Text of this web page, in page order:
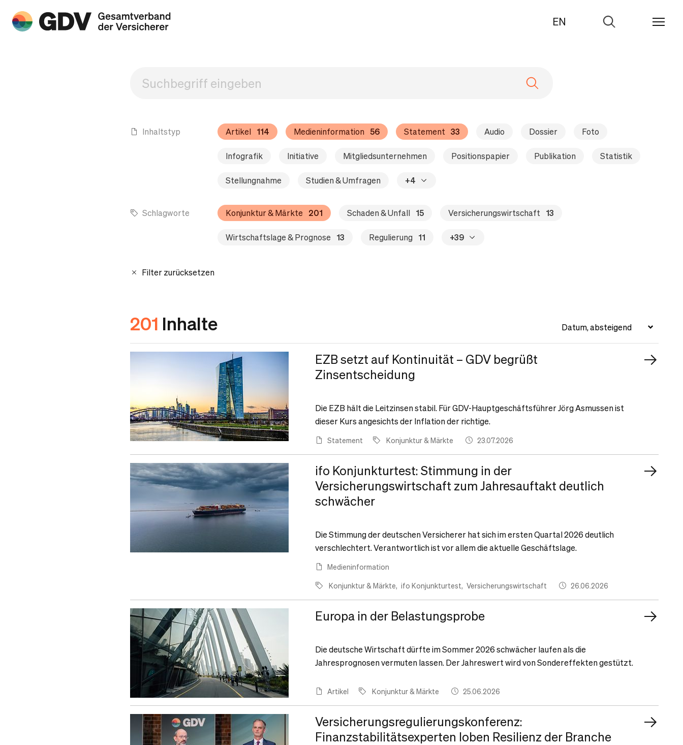
EN
Zur
Inhaltstyp Artikel 114 Medieninformation 56 Statement 33 Audio Dossier Foto
Infografik Initiative Mitgliedsunternehmen Positionspapier Publikation Statistik
Stellungnahme Studien & Umfragen +4
Schlagworte Konjunktur & Märkte 201 Schaden & Unfall 15 Versicherungswirtschaft 13
Wirtschaftslage & Prognose 13 Regulierung 11 +39
Filter zurücksetzen
201 Inhalte
EZB setzt auf Kontinuität – GDV begrüßt
Zinsentscheidung
Die EZB hält die Leitzinsen stabil. Für GDV-Hauptgeschäftsführer Jörg Asmussen ist
dieser Kurs angesichts der Inflation der richtige.
Statement Konjunktur & Märkte 23.07.2026
ifo Konjunkturtest: Stimmung in der
Versicherungswirtschaft zum Jahresauftakt deutlich
schwächer
Die Stimmung der deutschen Versicherer hat sich im ersten Quartal 2026 deutlich
verschlechtert. Verantwortlich ist vor allem die aktuelle Geschäftslage.
Medieninformation
Konjunktur & Märkte ifo Konjunkturtest Versicherungswirtschaft 26.06.2026
Europa in der Belastungsprobe
Die deutsche Wirtschaft dürfte im Sommer 2026 schwächer laufen als die
Jahresprognosen vermuten lassen. Der Jahreswert wird von Sondereffekten gestützt.
Artikel Konjunktur & Märkte 25.06.2026
Versicherungsregulierungskonferenz:
Finanzstabilitätsexperten loben Resilienz der Branche